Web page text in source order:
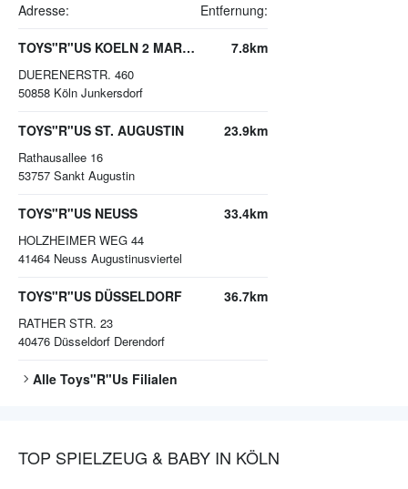
Adresse: Entfernung:
TOYS"R"US KOELN 2 MARSDORF
DUERENERSTR. 460
50858 Köln Junkersdorf
7.8km
TOYS"R"US ST. AUGUSTIN
Rathausallee 16
53757 Sankt Augustin
23.9km
TOYS"R"US NEUSS
HOLZHEIMER WEG 44
41464 Neuss Augustinusviertel
33.4km
TOYS"R"US DÜSSELDORF
RATHER STR. 23
40476 Düsseldorf Derendorf
36.7km
Alle Toys"R"Us Filialen
TOP SPIELZEUG & BABY IN KÖLN